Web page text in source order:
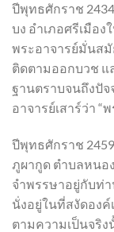
ปีพุทธศักราช
บง อำเภอศรีเมือ
พระอาจารย์มั่นสมั
ติดตามออกบวช แ
ฐานตราบจนถึงปั
อาจารย์เสาร์ว่า “
ปีพุทธศักราช
ภูผากูด ตำบลหนอ
จำพรรษาอยู่กับท่
นั่งอยู่ในที่สงัดอง
ตามความเป็นจริ